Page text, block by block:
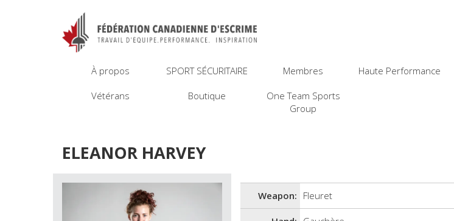
À propos SPORT SÉCURITAIRE Membres Haute Performance
Vétérans Boutique
One Team Sports
Group
ELEANOR HARVEY
Weapon: Fleuret